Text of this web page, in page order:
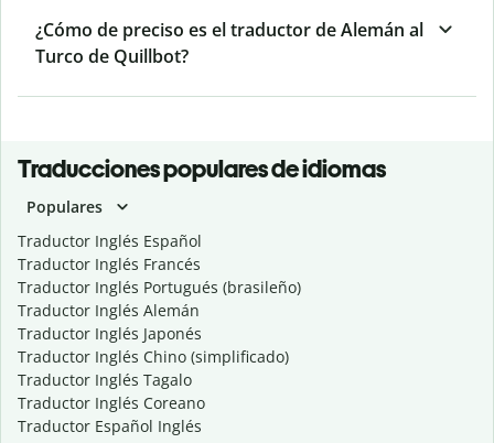
¿Cómo de preciso es el traductor de Alemán al
Turco de Quillbot?
Traducciones populares de idiomas
Populares
Traductor Inglés Español
Traductor Inglés Francés
Traductor Inglés Portugués (brasileño)
Traductor Inglés Alemán
Traductor Inglés Japonés
Traductor Inglés Chino (simplificado)
Traductor Inglés Tagalo
Traductor Inglés Coreano
Traductor Español Inglés